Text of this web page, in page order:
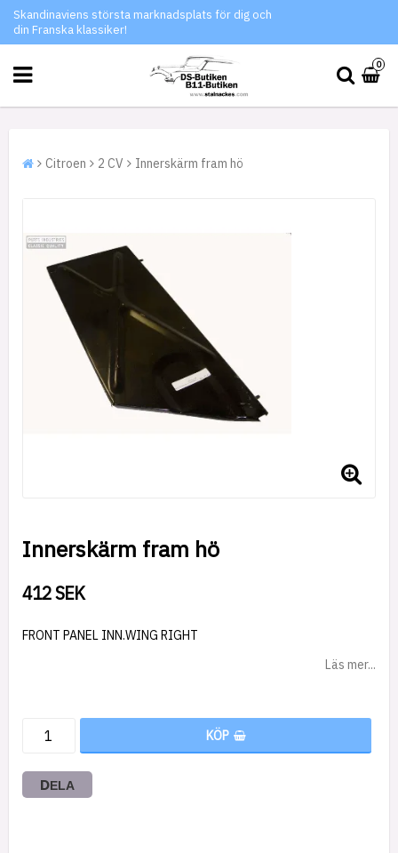
Skandinaviens största marknadsplats för dig och
din Franska klassiker!
0
Citroen 2 CV Innerskärm fram hö
Innerskärm fram hö
412 SEK
FRONT PANEL INN.WING RIGHT
Läs mer...
KÖP
DELA